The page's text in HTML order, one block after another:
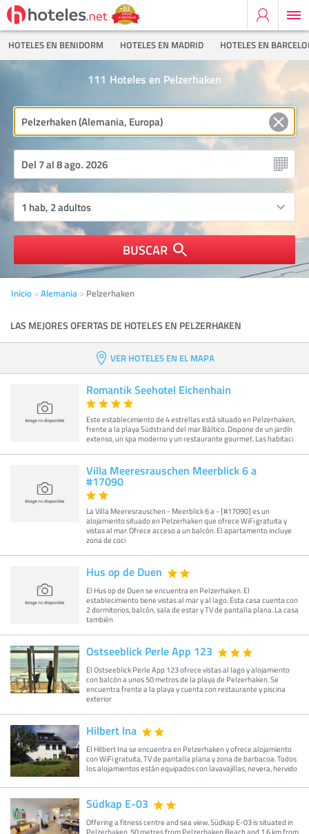
HOTELES EN BENIDORM HOTELES EN MADRID HOTELES EN
Hoteles en Pelzerhaken
111
BUSCAR
Inicio Alemania Pelzerhaken
LAS MEJORES OFERTAS DE HOTELES EN PELZERHAKEN
VER HOTELES EN EL MAPA
Romantik Seehotel Eichenhain
Este establecimiento de 4 estrellas está situado en Pelzerhaken,
frente a la playa Südstrand del mar Báltico. Dispone de un jardín
extenso, un spa moderno y un restaurante gourmet. Las habitaci
Villa Meeresrauschen Meerblick 6 a
#17090
La Villa Meeresrauschen - Meerblick 6 a - [#17090] es un
alojamiento situado en Pelzerhaken que ofrece WiFi gratuita y
vistas al mar. Ofrece acceso a un balcón. El apartamento incluye
zona de coci
Hus op de Duen
El Hus op de Duen se encuentra en Pelzerhaken. El
establecimiento tiene vistas al mar y al lago. Esta casa cuenta con
2 dormitorios, balcón, sala de estar y TV de pantalla plana. La casa
también
Ostseeblick Perle App 123
El Ostseeblick Perle App 123 ofrece vistas al lago y alojamiento
con balcón a unos 50 metros de la playa de Pelzerhaken. Se
encuentra frente a la playa y cuenta con restaurante y piscina
exterior
Hilbert Ina
El Hilbert Ina se encuentra en Pelzerhaken y ofrece alojamiento
con WiFi gratuita, TV de pantalla plana y zona de barbacoa. Todos
los alojamientos están equipados con lavavajillas, nevera, hervido
Südkap E-03
Offering a fitness centre and sea view, Südkap E-03 is situated in
Pelzerhaken, 50 metres from Pelzerhaken Beach and 1.6 km from